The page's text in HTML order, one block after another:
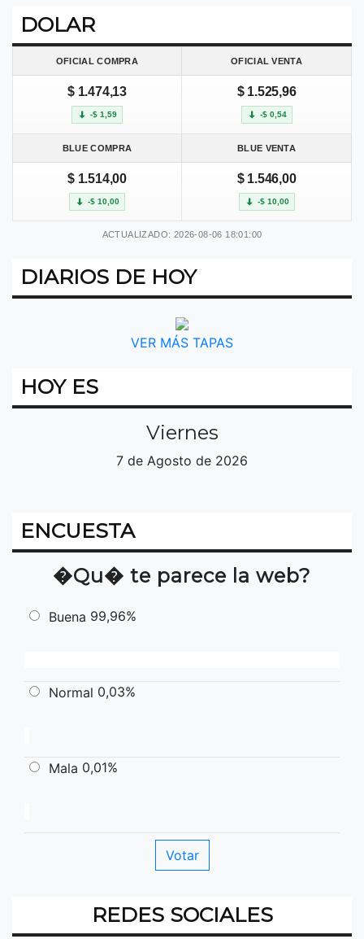
DOLAR
OFICIAL COMPRA OFICIAL VENTA
$ 1.474,13
-$ 1,59
$ 1.525,96
-$ 0,54
BLUE COMPRA BLUE VENTA
$ 1.514,00
-$ 10,00
$ 1.546,00
-$ 10,00
ACTUALIZADO: 2026-08-06 18:01:00
DIARIOS DE HOY
VER MÁS TAPAS
HOY ES
Viernes
7 de Agosto de 2026
ENCUESTA
�Qu� te parece la web?
Buena 99,96%
Normal 0,03%
Mala 0,01%
REDES SOCIALES